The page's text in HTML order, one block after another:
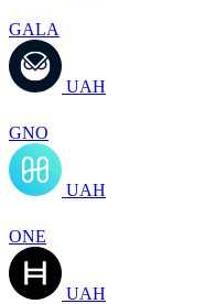
GALA
UAH
GNO
UAH
ONE
UAH